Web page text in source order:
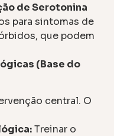
de Serotonina
para sintomas de
que podem
(Base do
central. O
Treinar o